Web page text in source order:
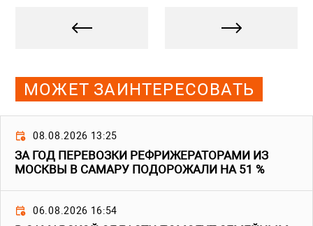
МОЖЕТ ЗАИНТЕРЕСОВАТЬ
08.08.2026 13:25
ЗА ГОД ПЕРЕВОЗКИ РЕФРИЖЕРАТОРАМИ ИЗ
МОСКВЫ В САМАРУ ПОДОРОЖАЛИ НА 51 %
06.08.2026 16:54